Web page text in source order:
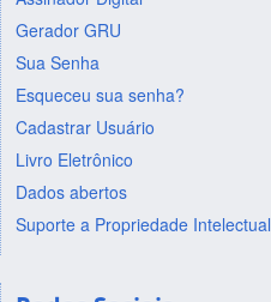
Gerador GRU
Sua Senha
Esqueceu sua senha?
Cadastrar Usuário
Livro Eletrônico
Dados abertos
Suporte a Propriedade Intelectual